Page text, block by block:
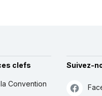
clefs
Convention
Suivez-